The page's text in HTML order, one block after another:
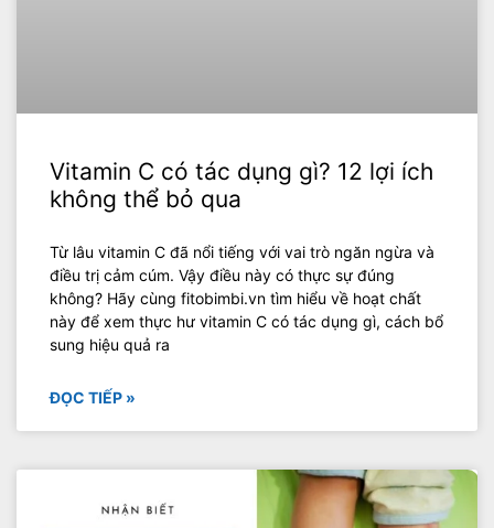
Vitamin C có tác dụng gì? 12 lợi ích
không thể bỏ qua
Từ lâu vitamin C đã nổi tiếng với vai trò ngăn ngừa và
điều trị cảm cúm. Vậy điều này có thực sự đúng
không? Hãy cùng fitobimbi.vn tìm hiểu về hoạt chất
này để xem thực hư vitamin C có tác dụng gì, cách bổ
sung hiệu quả ra
ĐỌC TIẾP »